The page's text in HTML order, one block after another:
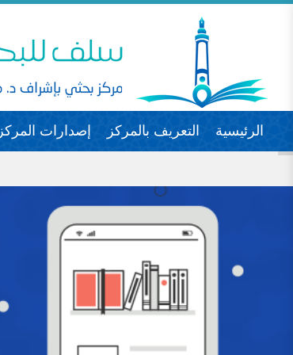
الرئيسية التعريف بالمركز إصدارات المركز